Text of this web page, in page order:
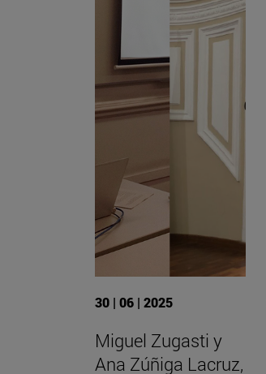
30 | 06 | 2025
Miguel Zugasti y
Ana Zúñiga Lacruz,